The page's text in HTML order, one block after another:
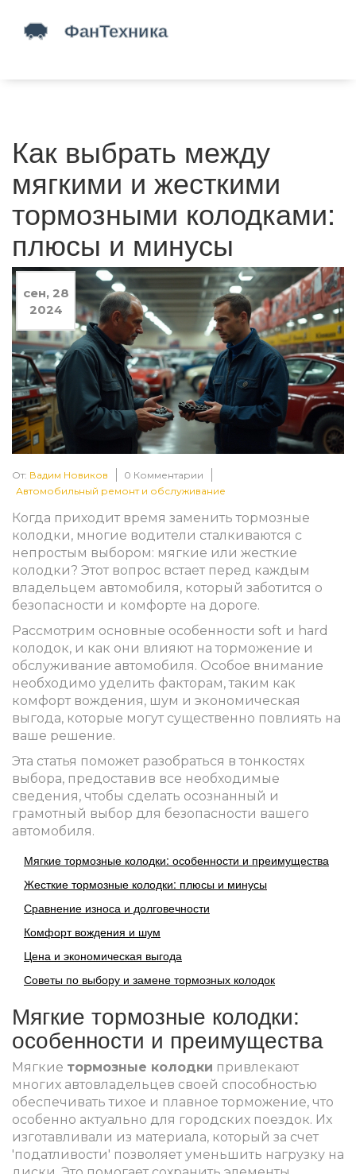
Как выбрать между
мягкими и жесткими
тормозными колодками:
плюсы и минусы
сен, 28
2024
От: Вадим Новиков
0 Комментарии
Автомобильный ремонт и обслуживание
Когда приходит время заменить тормозные
колодки, многие водители сталкиваются с
непростым выбором: мягкие или жесткие
колодки? Этот вопрос встает перед каждым
владельцем автомобиля, который заботится о
безопасности и комфорте на дороге.
Рассмотрим основные особенности soft и hard
колодок, и как они влияют на торможение и
обслуживание автомобиля. Особое внимание
необходимо уделить факторам, таким как
комфорт вождения, шум и экономическая
выгода, которые могут существенно повлиять на
ваше решение.
Эта статья поможет разобраться в тонкостях
выбора, предоставив все необходимые
сведения, чтобы сделать осознанный и
грамотный выбор для безопасности вашего
автомобиля.
Мягкие тормозные колодки: особенности и преимущества
Жесткие тормозные колодки: плюсы и минусы
Сравнение износа и долговечности
Комфорт вождения и шум
Цена и экономическая выгода
Советы по выбору и замене тормозных колодок
Мягкие тормозные колодки:
особенности и преимущества
Мягкие тормозные колодки привлекают
многих автовладельцев своей способностью
обеспечивать тихое и плавное торможение, что
особенно актуально для городских поездок. Их
изготавливали из материала, который за счет
'податливости' позволяет уменьшить нагрузку на